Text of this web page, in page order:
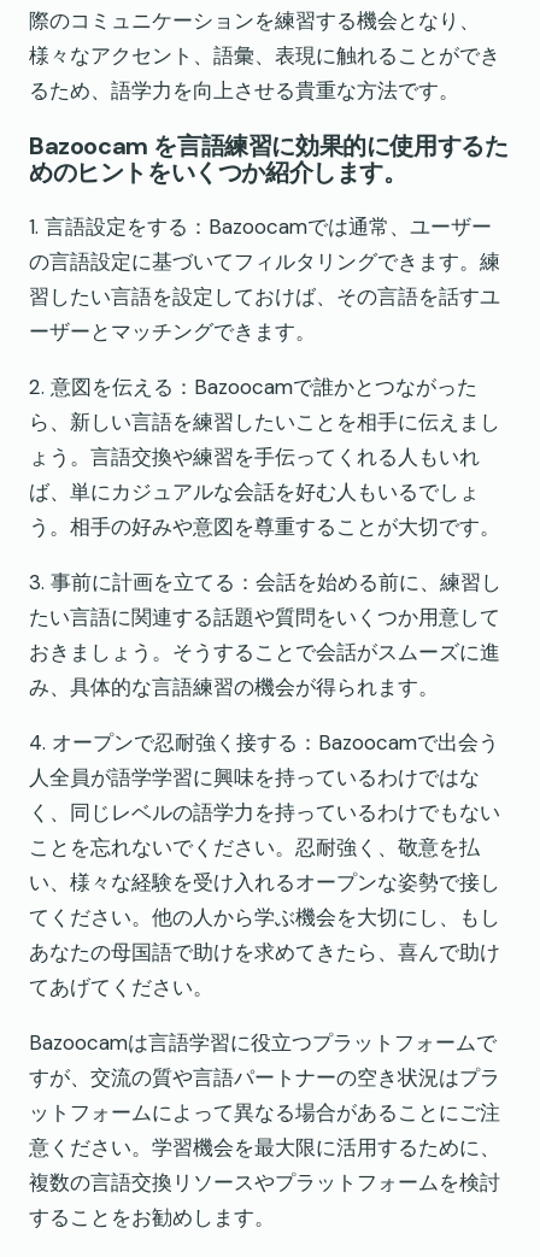
際のコミュニケーションを練習する機会となり、
様々なアクセント、語彙、表現に触れることができ
るため、語学力を向上させる貴重な方法です。
Bazoocam を言語練習に効果的に使用するた
めのヒントをいくつか紹介します。
1. 言語設定をする：Bazoocamでは通常、ユーザー
の言語設定に基づいてフィルタリングできます。練
習したい言語を設定しておけば、その言語を話すユ
ーザーとマッチングできます。
2. 意図を伝える：Bazoocamで誰かとつながった
ら、新しい言語を練習したいことを相手に伝えまし
ょう。言語交換や練習を手伝ってくれる人もいれ
ば、単にカジュアルな会話を好む人もいるでしょ
う。相手の好みや意図を尊重することが大切です。
3. 事前に計画を立てる：会話を始める前に、練習し
たい言語に関連する話題や質問をいくつか用意して
おきましょう。そうすることで会話がスムーズに進
み、具体的な言語練習の機会が得られます。
4. オープンで忍耐強く接する：Bazoocamで出会う
人全員が語学学習に興味を持っているわけではな
く、同じレベルの語学力を持っているわけでもない
ことを忘れないでください。忍耐強く、敬意を払
い、様々な経験を受け入れるオープンな姿勢で接し
てください。他の人から学ぶ機会を大切にし、もし
あなたの母国語で助けを求めてきたら、喜んで助け
てあげてください。
Bazoocamは言語学習に役立つプラットフォームで
すが、交流の質や言語パートナーの空き状況はプラ
ットフォームによって異なる場合があることにご注
意ください。学習機会を最大限に活用するために、
複数の言語交換リソースやプラットフォームを検討
することをお勧めします。